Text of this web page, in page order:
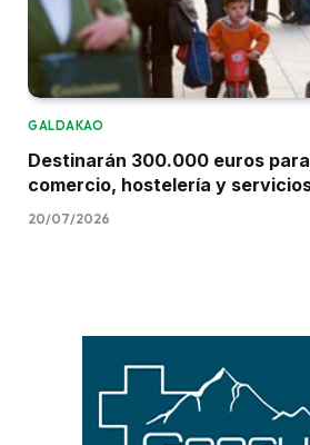
GALDAKAO
Destinarán 300.000 euros
comercio, hostelería y
20/07/2026